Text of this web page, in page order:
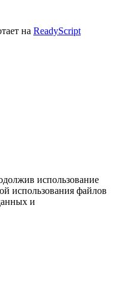
на ReadyScript
использование
использования файлов
и